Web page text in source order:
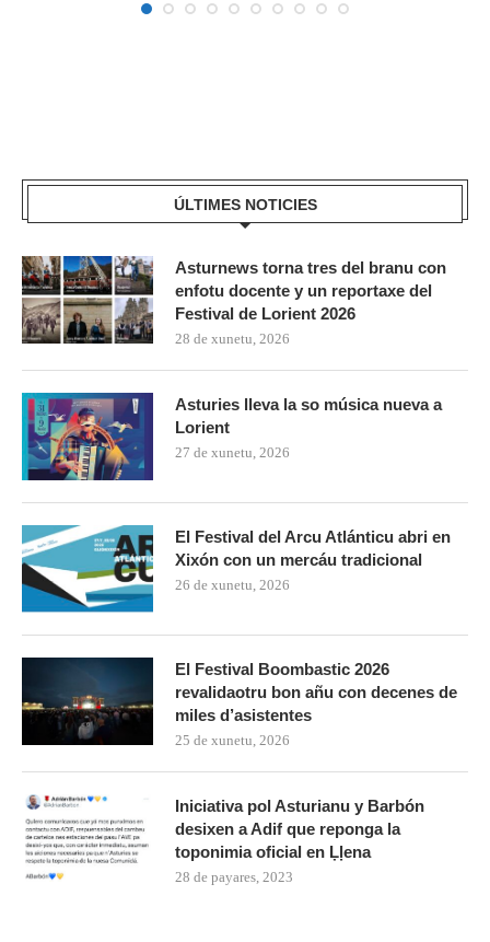
ÚLTIMES NOTICIES
Asturnews torna tres del branu con
enfotu docente y un reportaxe del
Festival de Lorient 2026
28 de xunetu, 2026
Asturies lleva la so música nueva a
Lorient
27 de xunetu, 2026
El Festival del Arcu Atlánticu abri en
Xixón con un mercáu tradicional
26 de xunetu, 2026
El Festival Boombastic 2026
revalidaotru bon añu con decenes de
miles d’asistentes
25 de xunetu, 2026
Iniciativa pol Asturianu y Barbón
desixen a Adif que reponga la
toponimia oficial en Ḷḷena
28 de payares, 2023